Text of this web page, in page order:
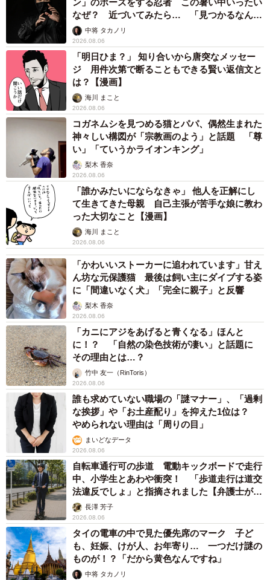
ン」のポーズをする忍者 この暑い中いったい
なぜ？ 近づいてみたら… 「見つかるなんて
未熟」中将 タカノリ
2026.08.06
「明日ひま？」 知り合いから唐突なメッセー
ジ 用件次第で断ることもできる賢い返信文と
は？【漫画】
海川 まこと
2026.08.06
コガネムシを見つめる猫とパパ、偶然生まれた
神々しい構図が「宗教画のよう」と話題 「尊
い」「ていうかライオンキング」
梨木 香奈
2026.08.06
「誰かみたいにならなきゃ」 他人を正解にし
て生きてきた母親 自己主張が苦手な娘に教わ
った大切なこと【漫画】
海川 まこと
2026.08.06
「かわいいストーカーに追われています」甘え
ん坊な元保護猫 最後は飼い主にダイブする姿
に「間違いなく犬」「完全に親子」と反響
梨木 香奈
2026.08.06
「カニにアジをあげると青くなる」ほんと
に！？ 「自然の染色技術が凄い」と話題に
その理由とは…？
竹中 友一（RinToris）
2026.08.06
誰も求めていない職場の「謎マナー」、「過剰
な挨拶」や「お土産配り」を抑えた1位は？
やめられない理由は「周りの目」
まいどなデータ
2026.08.06
自転車通行可の歩道 電動キックボードで走行
中、小学生とあわや衝突！ 「歩道走行は道交
法違反でしょ」と指摘されました【弁護士が解
説】長澤 芳子
2026.08.06
タイの電車の中で見た優先席のマーク 子ど
も、妊娠、けが人、お年寄り… 一つだけ謎の
ものが！？「だから黄色なんですね」
中将 タカノリ